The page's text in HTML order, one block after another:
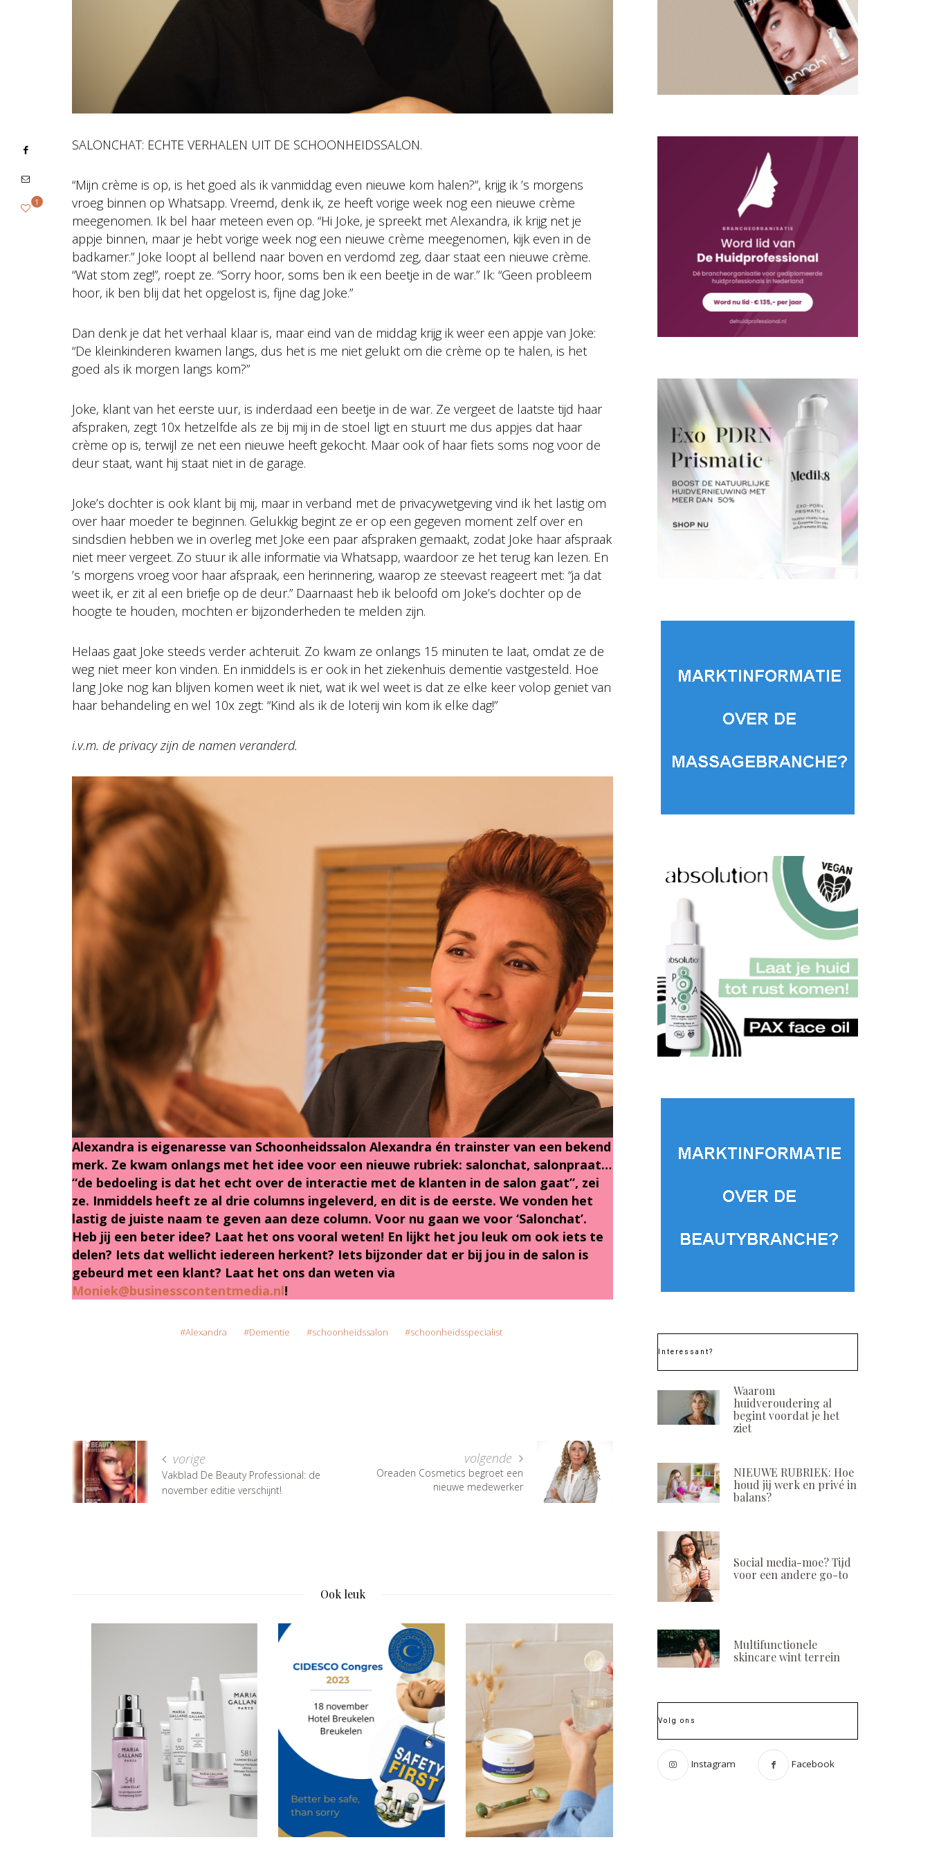
SALONCHAT: ECHTE VERHALEN UIT DE SCHOONHEIDSSALON.
“Mijn crème is op, is het goed als ik vanmiddag even nieuwe kom halen?”, krijg ik ’s morgens
vroeg binnen op Whatsapp. Vreemd, denk ik, ze heeft vorige week nog een nieuwe crème
meegenomen. Ik bel haar meteen even op. “Hi Joke, je spreekt met Alexandra, ik krijg net je
appje binnen, maar je hebt vorige week nog een nieuwe crème meegenomen, kijk even in de
badkamer.” Joke loopt al bellend naar boven en verdomd zeg, daar staat een nieuwe crème.
“Wat stom zeg!”, roept ze. “Sorry hoor, soms ben ik een beetje in de war.” Ik: “Geen probleem
hoor, ik ben blij dat het opgelost is, fijne dag Joke.”
Dan denk je dat het verhaal klaar is, maar eind van de middag krijg ik weer een appje van Joke:
“De kleinkinderen kwamen langs, dus het is me niet gelukt om die crème op te halen, is het
goed als ik morgen langs kom?”
Joke, klant van het eerste uur, is inderdaad een beetje in de war. Ze vergeet de laatste tijd haar
afspraken, zegt 10x hetzelfde als ze bij mij in de stoel ligt en stuurt me dus appjes dat haar
crème op is, terwijl ze net een nieuwe heeft gekocht. Maar ook of haar fiets soms nog voor de
deur staat, want hij staat niet in de garage.
Joke’s dochter is ook klant bij mij, maar in verband met de privacywetgeving vind ik het lastig om
over haar moeder te beginnen. Gelukkig begint ze er op een gegeven moment zelf over en
sindsdien hebben we in overleg met Joke een paar afspraken gemaakt, zodat Joke haar afspraak
niet meer vergeet. Zo stuur ik alle informatie via Whatsapp, waardoor ze het terug kan lezen. En
’s morgens vroeg voor haar afspraak, een herinnering, waarop ze steevast reageert met: “ja dat
weet ik, er zit al een briefje op de deur.” Daarnaast heb ik beloofd om Joke’s dochter op de
hoogte te houden, mochten er bijzonderheden te melden zijn.
Helaas gaat Joke steeds verder achteruit. Zo kwam ze onlangs 15 minuten te laat, omdat ze de
weg niet meer kon vinden. En inmiddels is er ook in het ziekenhuis dementie vastgesteld. Hoe
lang Joke nog kan blijven komen weet ik niet, wat ik wel weet is dat ze elke keer volop geniet van
haar behandeling en wel 10x zegt: “Kind als ik de loterij win kom ik elke dag!”
i.v.m. de privacy zijn de namen veranderd.
Alexandra is eigenaresse van Schoonheidssalon Alexandra én trainster van een bekend
merk. Ze kwam onlangs met het idee voor een nieuwe rubriek: salonchat, salonpraat…
“de bedoeling is dat het echt over de interactie met de klanten in de salon gaat”, zei
ze. Inmiddels heeft ze al drie columns ingeleverd, en dit is de eerste. We vonden het
lastig de juiste naam te geven aan deze column. Voor nu gaan we voor ‘Salonchat’.
Heb jij een beter idee? Laat het ons vooral weten! En lijkt het jou leuk om ook iets te
delen? Iets dat wellicht iedereen herkent? Iets bijzonder dat er bij jou in de salon is
gebeurd met een klant? Laat het ons dan weten via
Moniek@businesscontentmedia.nl!
1
Alexandra Dementie schoonheidssalon schoonheidsspecialist
vorige
Vakblad De Beauty Professional: de
november editie verschijnt!
volgende
Oreaden Cosmetics begroet een
nieuwe medewerker
Ook leuk
Interessant?
Waarom
huidveroudering al
begint voordat je het
ziet
NIEUWE RUBRIEK: Hoe
houd jij werk en privé in
balans?
Social media-moe? Tijd
voor een andere go-to
Multifunctionele
skincare wint terrein
Volg ons
Instagram Facebook